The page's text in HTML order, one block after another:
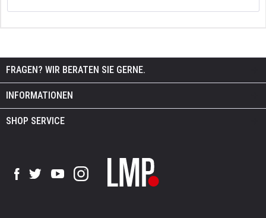
FRAGEN? WIR BERATEN SIE GERNE.
INFORMATIONEN
SHOP SERVICE